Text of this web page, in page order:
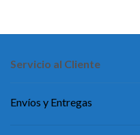
Servicio al Cliente
Envíos y Entregas